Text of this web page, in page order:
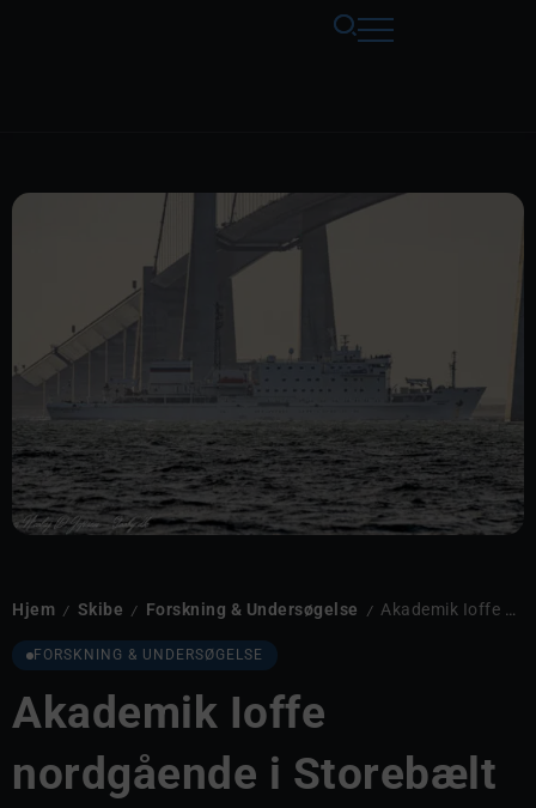
Hjem / Skibe / Forskning & Undersøgelse / Akademik Ioffe nordgående i Storebælt d. 22. oktober 2024
FORSKNING & UNDERSØGELSE
Akademik Ioffe
nordgående i Storebælt